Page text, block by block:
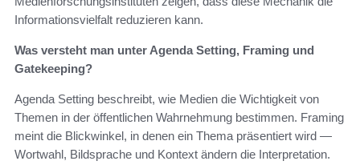
Informationsvielfalt reduzieren kann.
Was versteht man unter Agenda Setting, Framing und
Gatekeeping?
Agenda Setting beschreibt, wie Medien die Wichtigkeit von
Themen in der öffentlichen Wahrnehmung bestimmen. Framing
meint die Blickwinkel, in denen ein Thema präsentiert wird —
Wortwahl, Bildsprache und Kontext ändern die Interpretation.